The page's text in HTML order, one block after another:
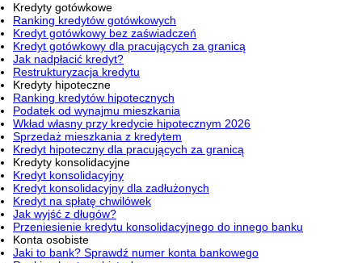
Kredyty gotówkowe
Ranking kredytów gotówkowych
Kredyt gotówkowy bez zaświadczeń
Kredyt gotówkowy dla pracujących za granicą
Jak nadpłacić kredyt?
Restrukturyzacja kredytu
Kredyty hipoteczne
Ranking kredytów hipotecznych
Podatek od wynajmu mieszkania
Wkład własny przy kredycie hipotecznym 2026
Sprzedaż mieszkania z kredytem
Kredyt hipoteczny dla pracujących za granicą
Kredyty konsolidacyjne
Kredyt konsolidacyjny
Kredyt konsolidacyjny dla zadłużonych
Kredyt na spłatę chwilówek
Jak wyjść z długów?
Przeniesienie kredytu konsolidacyjnego do innego banku
Konta osobiste
Jaki to bank? Sprawdź numer konta bankowego